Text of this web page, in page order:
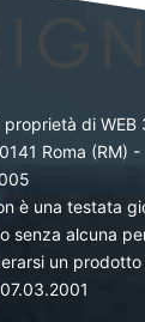
di WEB
Roma (RM)
è una testata
senza alcuna
un